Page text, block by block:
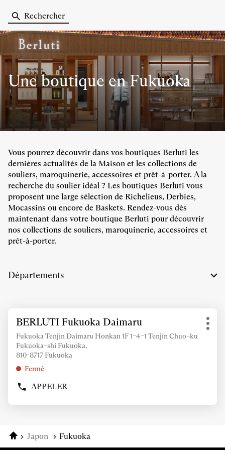
Rechercher
Une boutique en Fukuoka
Vous pourrez découvrir dans vos boutiques Berluti les
dernières actualités de la Maison et les collections de
souliers, maroquinerie, accessoires et prêt-à-porter. A la
recherche du soulier idéal ? Les boutiques Berluti vous
proposent une large sélection de Richelieus, Derbies,
Mocassins ou encore de Baskets. Rendez-vous dès
maintenant dans votre boutique Berluti pour découvrir
nos collections de souliers, maroquinerie, accessoires et
prêt-à-porter.
Départements
sur
touche
ENTRÉE
pour
plus
Point
de
vente
:
BERLUTI Fukuoka Daimaru
Fukuoka Tenjin Daimaru Honkan 1F 1–4–1 Tenjin Chuo–ku
Fukuoka–shi Fukuoka,
810-8717 Fukuoka
Fermé
APPELER
AFFICHER
DU
POINT
Plus
AccueilJapon Fukuoka